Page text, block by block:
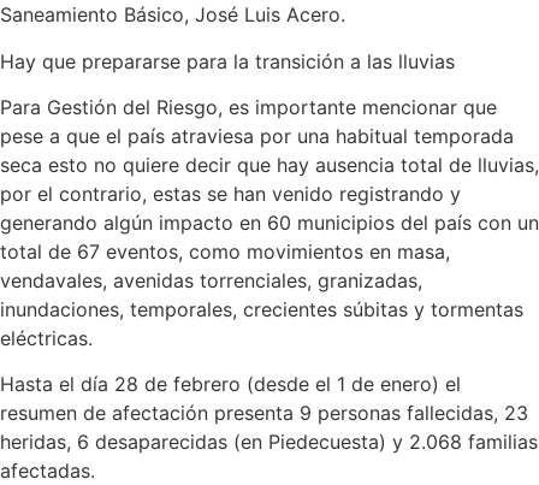
Saneamiento Básico, José Luis Acero.
Hay que prepararse para la transición a las lluvias
Para Gestión del Riesgo, es importante mencionar que
pese a que el país atraviesa por una habitual temporada
seca esto no quiere decir que hay ausencia total de lluvias,
por el contrario, estas se han venido registrando y
generando algún impacto en 60 municipios del país con un
total de 67 eventos, como movimientos en masa,
vendavales, avenidas torrenciales, granizadas,
inundaciones, temporales, crecientes súbitas y tormentas
eléctricas.
Hasta el día 28 de febrero (desde el 1 de enero) el
resumen de afectación presenta 9 personas fallecidas, 23
heridas, 6 desaparecidas (en Piedecuesta) y 2.068 familias
afectadas.